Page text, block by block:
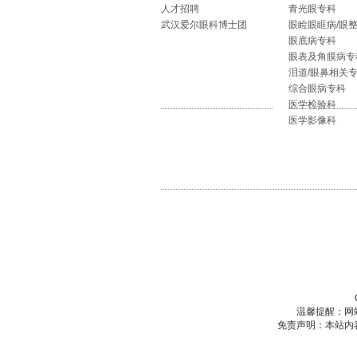
人才招聘
武汉爱尔眼科博士团
青光眼专科
眼睑眼眶病/眼
眼底病专科
眼表及角膜病
泪道/眼鼻相关
综合眼病专科
医学检验科
医学影像科
温馨提醒：网
免责声明：本站